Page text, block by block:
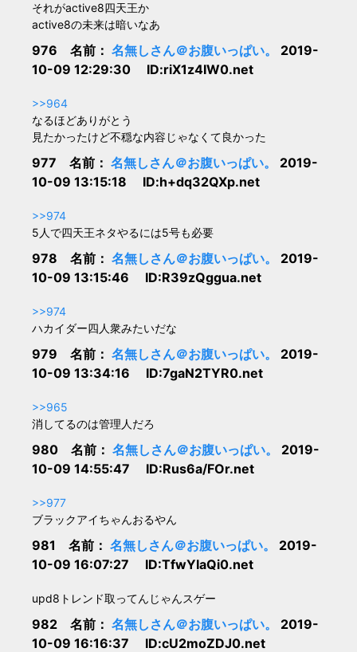
それがactive8四天王か
active8の未来は暗いなあ
976 名前： 名無しさん＠お腹いっぱい。 2019-
10-09 12:29:30 ID:riX1z4IW0.net
>>964
なるほどありがとう
見たかったけど不穏な内容じゃなくて良かった
977 名前： 名無しさん＠お腹いっぱい。 2019-
10-09 13:15:18 ID:h+dq32QXp.net
>>974
5人で四天王ネタやるには5号も必要
978 名前： 名無しさん＠お腹いっぱい。 2019-
10-09 13:15:46 ID:R39zQggua.net
>>974
ハカイダー四人衆みたいだな
979 名前： 名無しさん＠お腹いっぱい。 2019-
10-09 13:34:16 ID:7gaN2TYR0.net
>>965
消してるのは管理人だろ
980 名前： 名無しさん＠お腹いっぱい。 2019-
10-09 14:55:47 ID:Rus6a/FOr.net
>>977
ブラックアイちゃんおるやん
981 名前： 名無しさん＠お腹いっぱい。 2019-
10-09 16:07:27 ID:TfwYIaQi0.net
upd8トレンド取ってんじゃんスゲー
982 名前： 名無しさん＠お腹いっぱい。 2019-
10-09 16:16:37 ID:cU2moZDJ0.net